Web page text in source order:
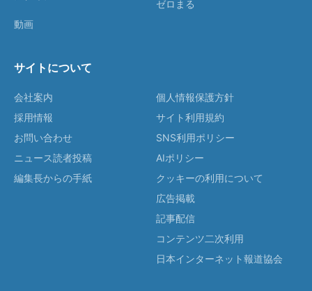
動画
ゼロまる
サイトについて
会社案内
採用情報
お問い合わせ
ニュース読者投稿
編集長からの手紙
個人情報保護方針
サイト利用規約
SNS利用ポリシー
AIポリシー
クッキーの利用について
広告掲載
記事配信
コンテンツ二次利用
日本インターネット報道協会